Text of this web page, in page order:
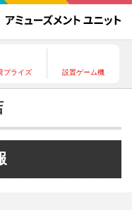
プライズ 設置ゲーム機